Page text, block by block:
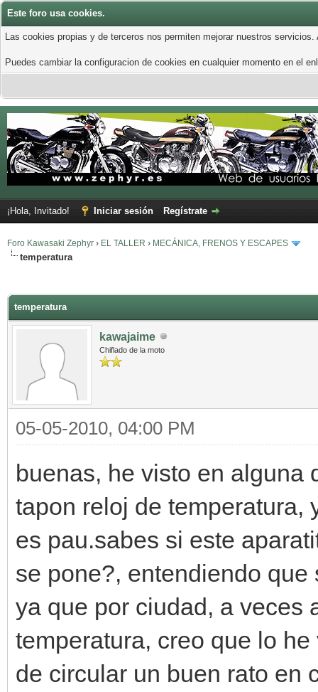
Este foro usa cookies.
Las cookies propias y de terceros nos permiten mejorar nuestros
Puedes cambiar la configuracion de cookies en cualquier momento en el
¡Hola, Invitado! Iniciar sesión Regístrate
Foro Kawasaki Zephyr › EL TALLER › MECÁNICA, FRENOS Y ESCAPES
temperatura
temperatura
kawajaime
Chiflado de la moto
05-05-2010, 04:00 PM
buenas, he visto en alguna
tapon reloj de temperatura,
es pau.sabes si este
se pone?, entendiendo
ya que por ciudad, a veces
temperatura, creo que lo
de circular un buen rato en